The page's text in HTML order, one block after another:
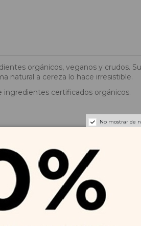
orgánicos, veganos y crudos.
natural a cereza lo hace irresistible.
ingredientes certificados orgánicos.
sintéticos derivados del
jojoba y oliva.
Puedes reaplicar durante el día
No mostrar de